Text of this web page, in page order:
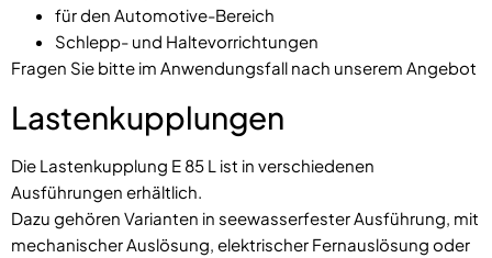
für den Automotive-Bereich
Schlepp- und Haltevorrichtungen
Fragen Sie bitte im Anwendungsfall nach unserem Angebot
Lastenkupplungen
Die Lastenkupplung E 85 L ist in verschiedenen
Ausführungen erhältlich.
Dazu gehören Varianten in seewasserfester Ausführung, mit
mechanischer Auslösung, elektrischer Fernauslösung oder